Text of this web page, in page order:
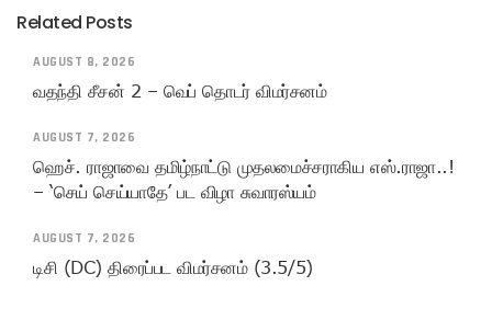
Related Posts
AUGUST 8, 2026
வதந்தி சீசன் 2 – வெப் தொடர் விமர்சனம்
AUGUST 7, 2026
ஹெச். ராஜாவை தமிழ்நாட்டு முதலமைச்சராகிய எஸ்.ராஜா..!
– ‘செய் செய்யாதே’ பட விழா சுவாரஸ்யம்
AUGUST 7, 2026
டிசி (DC) திரைப்பட விமர்சனம் (3.5/5)